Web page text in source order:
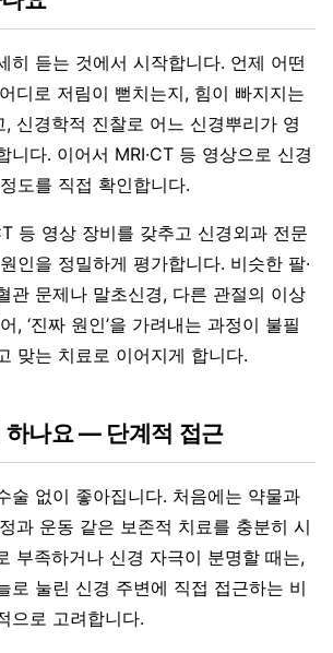
히 듣는 것에서 시작합니다. 언제 어떤
디로 저림이 뻗치는지, 힘이 빠지지는
, 신경학적 진찰로 어느 신경뿌리가 영
니다. 이어서 MRI·CT 등 영상으로 신경
도를 직접 확인합니다.
등 영상 장비를 갖추고 신경외과 전문
인을 정밀하게 평가합니다. 비슷한 팔·
관 문제나 말초신경, 다른 관절의 이상
, ‘진짜 원인’을 가려내는 과정이 불필
맞는 치료로 이어지게 합니다.
하나요 — 단계적 접근
술 없이 좋아집니다. 처음에는 약물과
과 운동 같은 보존적 치료를 충분히 시
부족하거나 신경 자극이 분명할 때는,
로 눌린 신경 주변에 직접 접근하는 비
으로 고려합니다.